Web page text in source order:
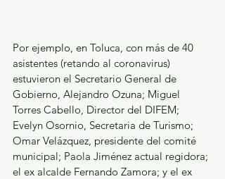
Por ejemplo, en Toluca, con más de 40
asistentes (retando al coronavirus)
estuvieron el Secretario General de
Gobierno, Alejandro Ozuna; Miguel
Torres Cabello, Director del DIFEM;
Evelyn Osornio, Secretaria de Turismo;
Omar Velázquez, presidente del comité
municipal; Paola Jiménez actual regidora;
el ex alcalde Fernando Zamora; y el ex